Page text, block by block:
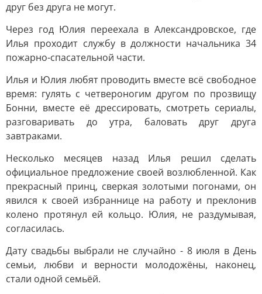
друг без друга не могут.
Через год Юлия переехала в Александровское, где
Илья проходит службу в должности начальника 34
пожарно-спасательной части.
Илья и Юлия любят проводить вместе всё свободное
время: гулять с четвероногим другом по прозвищу
Бонни, вместе её дрессировать, смотреть сериалы,
разговаривать до утра, баловать друг друга
завтраками.
Несколько месяцев назад Илья решил сделать
официальное предложение своей возлюбленной. Как
прекрасный принц, сверкая золотыми погонами, он
явился к своей избраннице на работу и преклонив
колено протянул ей кольцо. Юлия, не раздумывая,
согласилась.
Дату свадьбы выбрали не случайно - 8 июля в День
семьи, любви и верности молодожёны, наконец,
стали одной семьёй.